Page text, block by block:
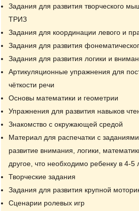
Задания для развития творческого
ТРИЗ
Задания для координации левого и
Задания для развития
Задания для развития логики и
Артикуляционные упражнения для
чёткости речи
Основы математики и геометрии
Упражнения для развития навыков
Знакомство с окружающей средой
Материал для распечатки с
развитие внимания, логики,
другое, что необходимо ребенку в 4-5
Творческие задания
Задания для развития крупной
Сценарии ролевых игр